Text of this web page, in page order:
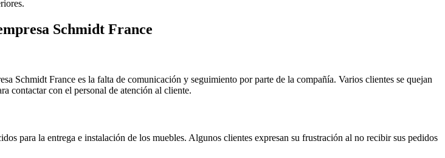
Schmidt France
Schmidt France es la falta de comunicación y seguimiento por parte de la compañía. Varios clientes se quejan
contactar con el personal de atención al cliente.
para la entrega e instalación de los muebles. Algunos clientes expresan su frustración al no recibir sus pedidos